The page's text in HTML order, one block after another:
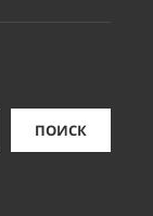
ПОИСК